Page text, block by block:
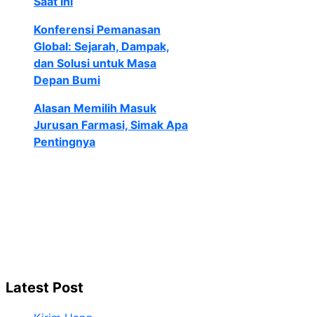
Konferensi Pemanasan
Global: Sejarah, Dampak,
dan Solusi untuk Masa
Depan Bumi
Alasan Memilih Masuk
Jurusan Farmasi, Simak Apa
Pentingnya
Latest Post